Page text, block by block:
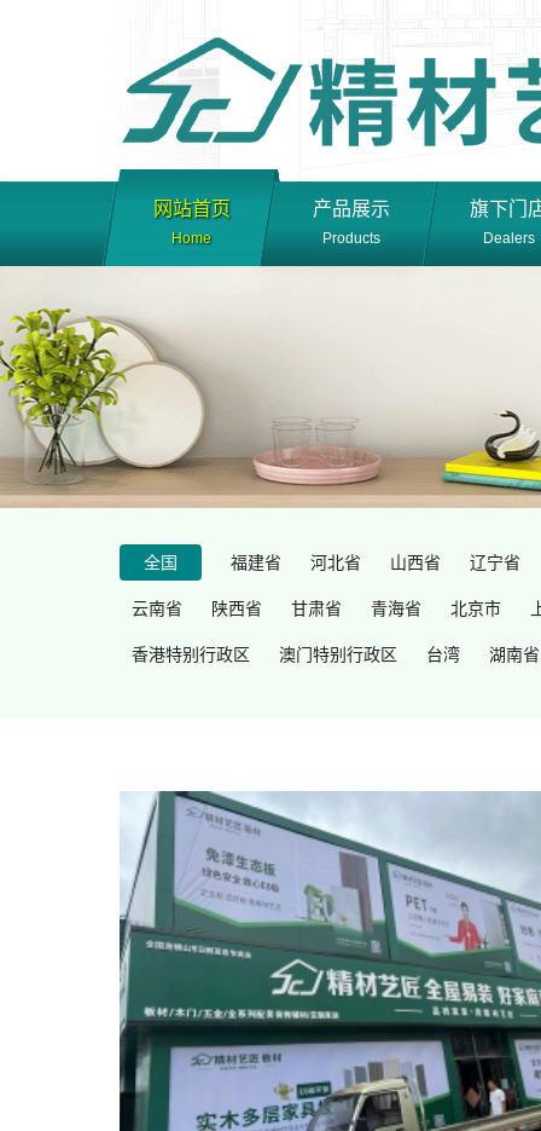
网站首页
Home
产品展示
Products
旗下门
Dealers
全国 福建省 河北省 山西省 辽宁省
云南省 陕西省 甘肃省 青海省 北京市
香港特别行政区 澳门特别行政区 台湾 湖南省